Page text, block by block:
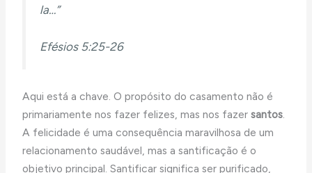
la…”
Efésios 5:25-26
Aqui está a chave. O propósito do casamento não é
primariamente nos fazer felizes, mas nos fazersantos.
A felicidade é uma consequência maravilhosa de um
relacionamento saudável, mas a santificação é o
objetivo principal. Santificar significa ser purificado,